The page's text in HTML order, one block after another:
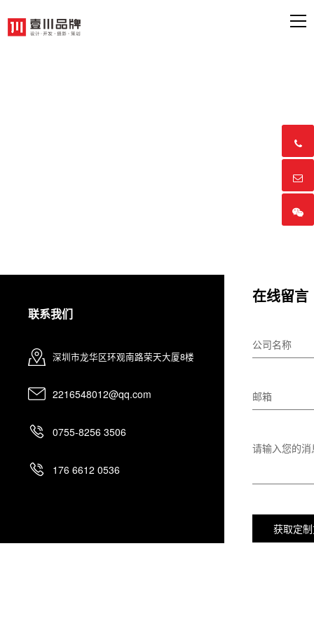
联系我们
深圳市龙华区环观南路荣天大厦8楼
2216548012@qq.com
0755-8256 3506
176 6612 0536
在线留言
公司名称
邮箱
请输入您的
获取定


